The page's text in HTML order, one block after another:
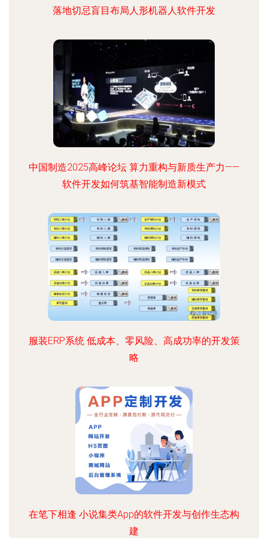
落地切忌盲目布局人形机器人软件开发
中国制造2025高峰论坛 算力重构与新质生产力——
软件开发如何筑基智能制造新模式
服装ERP系统 低成本、零风险、高成功率的开发策
略
在笔下相逢 小说集类App的软件开发与创作生态构
建